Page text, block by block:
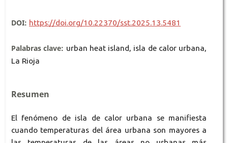
DOI: https://doi.org/10.22370/sst.2025.13.5481
Palabras clave: urban heat island, isla de calor urbana,
La Rioja
Resumen
El fenómeno de isla de calor urbana se manifiesta
cuando temperaturas del área urbana son mayores a